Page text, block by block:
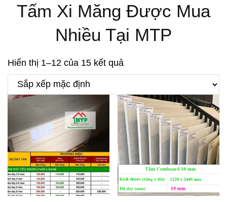
Tấm Xi Măng Được Mua
Nhiều Tại MTP
Hiển thị 1–12 của 15 kết quả